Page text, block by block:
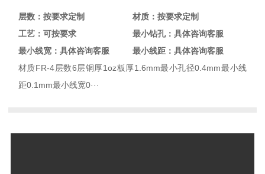
层数：按要求定制
材质：按要求定制
工艺：可按要求
最小钻孔：具体咨询客服
最小线宽：具体咨询客服
最小线距：具体咨询客服
材质FR-4层数6层铜厚1oz板厚1.6mm最小孔径0.4mm最小线
距0.1mm最小线宽0···